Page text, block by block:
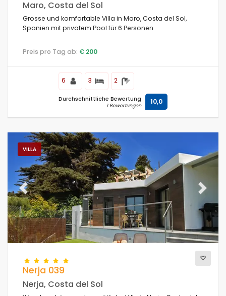
Maro, Costa del Sol
Grosse und komfortable Villa in Maro, Costa del Sol,
Spanien mit privatem Pool für 6 Personen
Preis pro Tag ab: € 200
6 3 2
Durchschnittliche Bewertung
1 Bewertungen 10,0
VILLA
Previous Next
Nerja 039
Nerja, Costa del Sol